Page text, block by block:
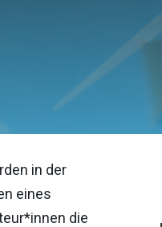
in der
eines
die